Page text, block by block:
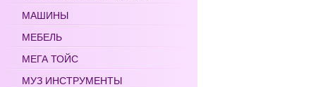
МАШИНЫ
МЕБЕЛЬ
МЕГА ТОЙС
МУЗ ИНСТРУМЕНТЫ